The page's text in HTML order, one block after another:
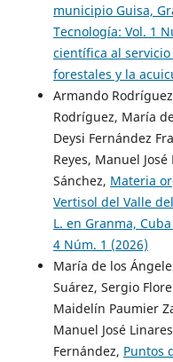
municipio Guisa,
Tecnología: Vol. 1
científica al
forestales y la
Armando
Rodríguez, María
Deysi Fernández
Reyes, Manuel
Sánchez, Materia
Vertisol del Valle
L. en Granma, Cuba
4 Núm. 1 (2026)
María de los
Suárez, Sergio
Maidelín Paumier
Manuel José
Fernández, Puntos